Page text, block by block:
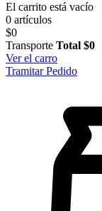
El carrito está vacío
0 artículos
$0
Transporte Total $0
Ver el carro
Tramitar Pedido